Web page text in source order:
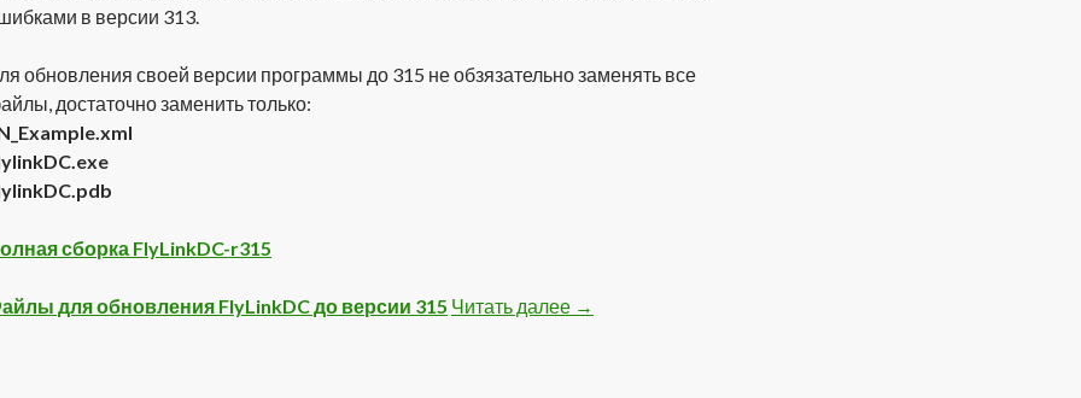
в версии 313.
обновления своей версии программы до 315 не обзязательно заменять все
достаточно заменить только:
сборка FlyLinkDC-r315
для обновления FlyLinkDC до версии 315 Читать далее Вышла новая сборка FlyLinkDC-r315
→